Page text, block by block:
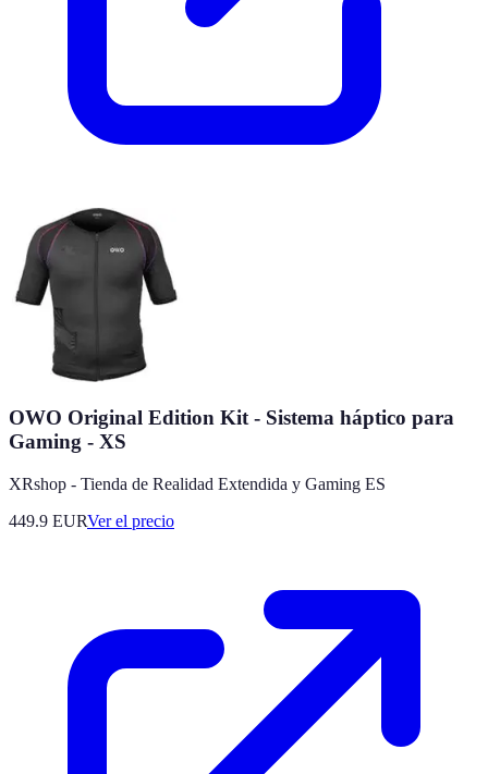
OWO Original Edition Kit - Sistema háptico para
Gaming - XS
XRshop - Tienda de Realidad Extendida y Gaming ES
449.9 EURVer el precio